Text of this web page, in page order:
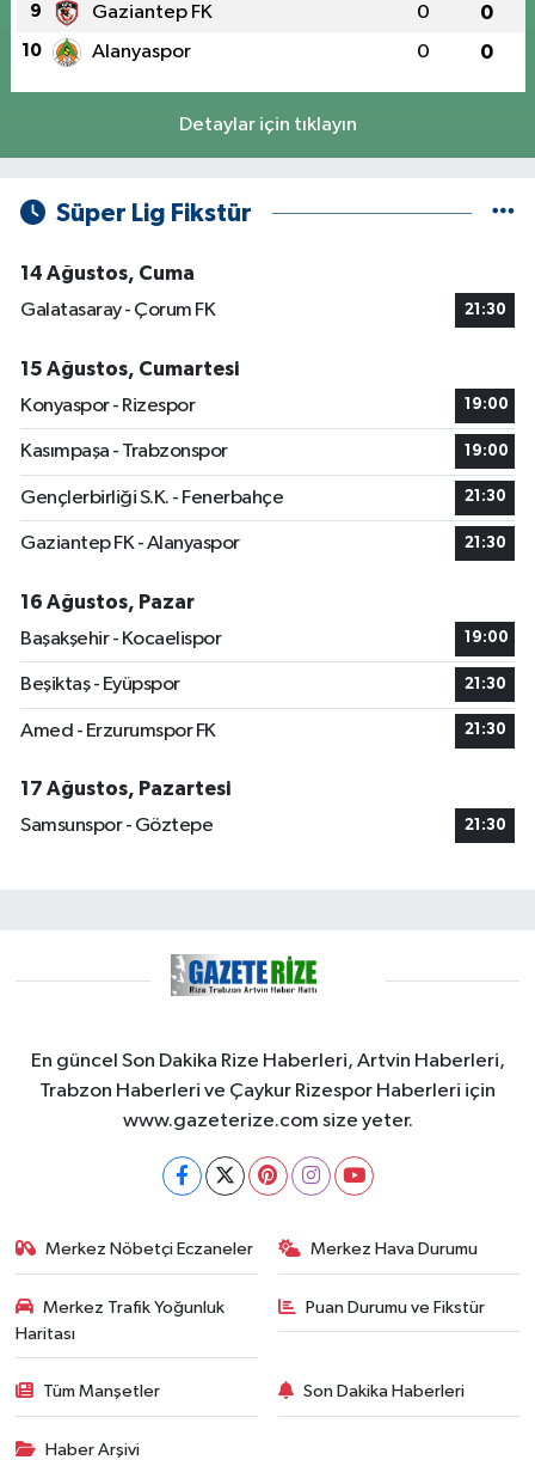
9 Gaziantep FK 0 0
10 Alanyaspor 0 0
Detaylar için tıklayın
Süper Lig Fikstür
14 Ağustos, Cuma
Galatasaray - Çorum FK
21:30
15 Ağustos, Cumartesi
Konyaspor - Rizespor
19:00
Kasımpaşa - Trabzonspor 19:00
Gençlerbirliği S.K. - Fenerbahçe 21:30
Gaziantep FK - Alanyaspor 21:30
16 Ağustos, Pazar
Başakşehir - Kocaelispor
19:00
Beşiktaş - Eyüpspor 21:30
Amed - Erzurumspor FK 21:30
17 Ağustos, Pazartesi
Samsunspor - Göztepe
21:30
En güncel Son Dakika Rize Haberleri, Artvin Haberleri,
Trabzon Haberleri ve Çaykur Rizespor Haberleri için
www.gazeterize.com size yeter.
Merkez Nöbetçi Eczaneler Merkez Hava Durumu
Merkez Trafik Yoğunluk
Haritası
Puan Durumu ve Fikstür
Tüm Manşetler Son Dakika Haberleri
Haber Arşivi